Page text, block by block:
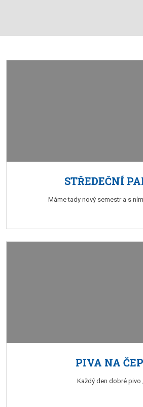
STŘEDEČNÍ
Máme tady nový semestr a s
PIVA NA
Každý den dobré pivo